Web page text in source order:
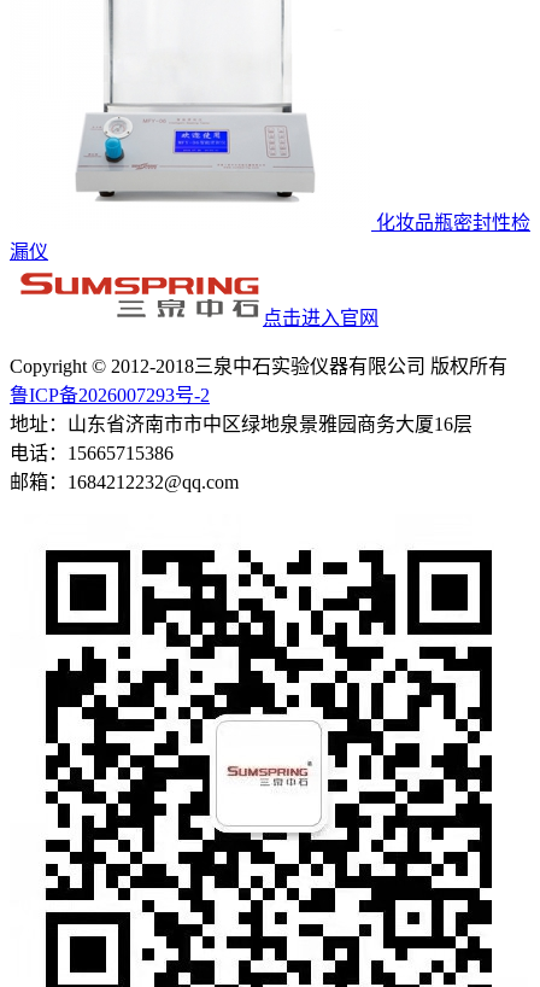
化妆品瓶密封性检
漏仪
点击进入官网
Copyright © 2012-2018三泉中石实验仪器有限公司 版权所有
鲁ICP备2026007293号-2
地址：山东省济南市市中区绿地泉景雅园商务大厦16层
电话：15665715386
邮箱：1684212232@qq.com